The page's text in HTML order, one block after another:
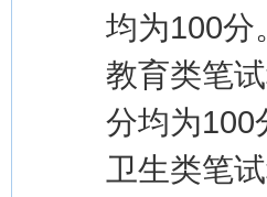
均为100分
教育类笔
分均为100
卫生类笔